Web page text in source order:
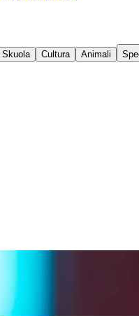
Skuola Cultura Animali